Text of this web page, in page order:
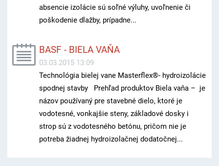
absencie izolácie sú soľné výluhy, uvoľnenie či
poškodenie dlažby, prípadne...
BASF - BIELA VAŇA
03.03.2015 13:09
Technológia bielej vane Masterﬂex®- hydroizolácie
spodnej stavby Prehľad produktov Biela vaňa – je
názov používaný pre stavebné dielo, ktoré je
vodotesné, vonkajšie steny, základové dosky i
strop sú z vodotesného betónu, pričom nie je
potreba žiadnej hydroizolačnej dodatočnej...